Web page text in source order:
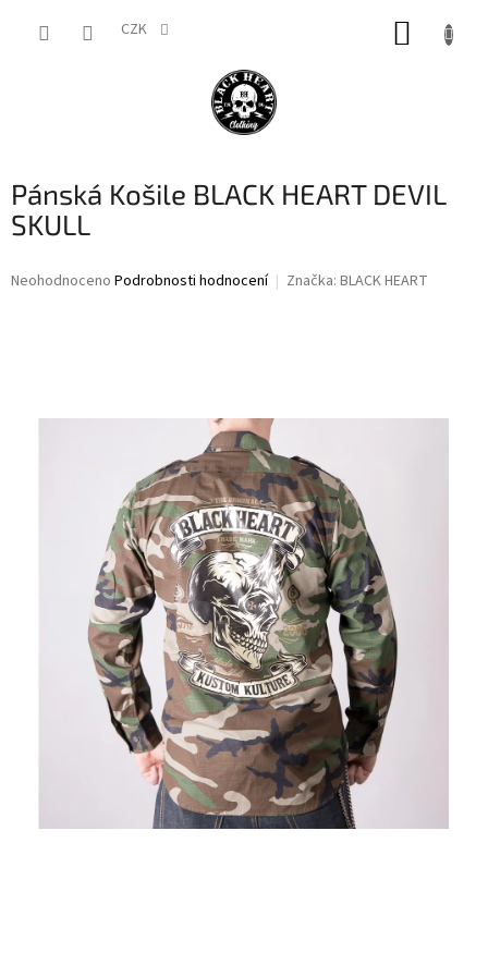
CZK
Pánská Košile BLACK HEART DEVIL
SKULL
Průměrné
hvězdiček.
Neohodnoceno Podrobnosti hodnocení Značka: BLACK HEART